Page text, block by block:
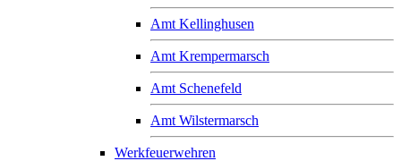
Amt Kellinghusen
Amt Krempermarsch
Amt Schenefeld
Amt Wilstermarsch
Werkfeuerwehren